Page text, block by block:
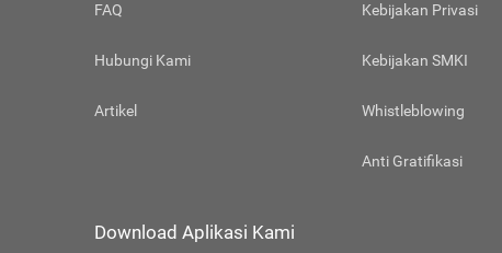
FAQ
Hubungi Kami
Artikel
Kebijakan Privasi
Kebijakan SMKI
Whistleblowing
Anti Gratifikasi
Download Aplikasi Kami